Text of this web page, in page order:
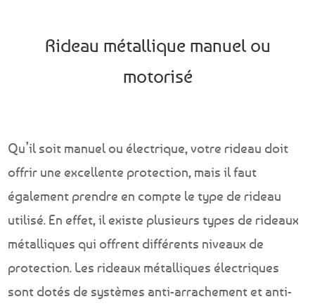
Rideau métallique manuel ou
motorisé
Qu’il soit manuel ou électrique, votre rideau doit
offrir une excellente protection, mais il faut
également prendre en compte le type de rideau
utilisé. En effet, il existe plusieurs types de rideaux
métalliques qui offrent différents niveaux de
protection. Les rideaux métalliques électriques
sont dotés de systèmes anti-arrachement et anti-